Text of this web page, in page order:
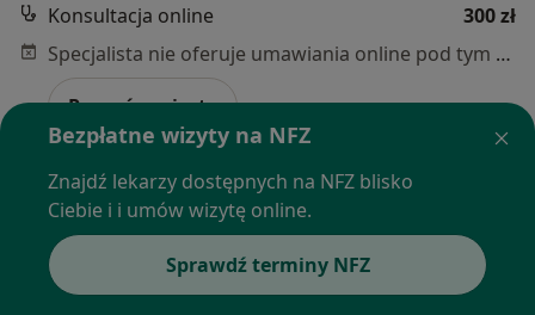
Konsultacja online
300 zł
Specjalista nie oferuje umawiania online pod tym adresem.
Poproś o wizytę
Bezpłatne wizyty na NFZ
Znajdź lekarzy dostępnych na NFZ blisko
Ciebie i i umów wizytę online.
Sprawdź terminy NFZ